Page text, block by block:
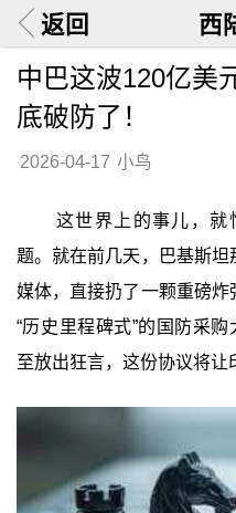
返回 西
中巴这波120亿美
底破防了！
2026-04-17 小鸟
这世界上的事儿，就
题。就在前几天，巴基斯
媒体，直接扔了一颗重磅
“历史里程碑式”的国防采
至放出狂言，这份协议将让